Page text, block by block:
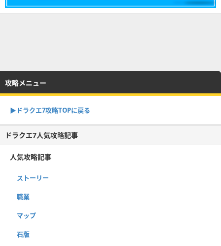
攻略メニュー
▶︎ドラクエ7攻略TOPに戻る
ドラクエ7人気攻略記事
人気攻略記事
ストーリー
職業
マップ
石版